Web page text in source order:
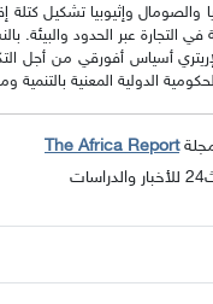
قادة إريتريا والصومال وإثيوبيا
التجارة عبر الحدود والبيئة.
أسياس أفورقي من
الدولية المعنية بالتنمية
مجلةThe Africa Report